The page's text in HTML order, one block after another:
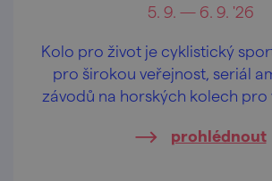
5. 9. — 6. 9. '26
Kolo pro život je cyklistický
pro širokou veřejnost, seriál
závodů na horských kolech pro
prohlédnout